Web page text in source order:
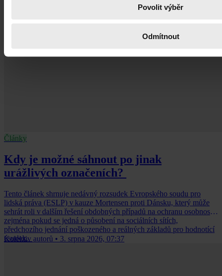
Povolit výběr
Odmítnout
Články
Kdy je možné sáhnout po jinak
urážlivých označeních?
Tento článek shrnuje nedávný rozsudek Evropského soudu pro
lidská práva (ESLP) v kauze Mortensen proti Dánsku, který může
sehrát roli v dalším řešení obdobných případů na ochranu osobnosti,
zejména pokud se jedná o působení na sociálních sítích,
předchozího jednání poškozeného a reálných základů pro hodnotící
úsudek.
Kolektiv autorů • 3. srpna 2026, 07:37